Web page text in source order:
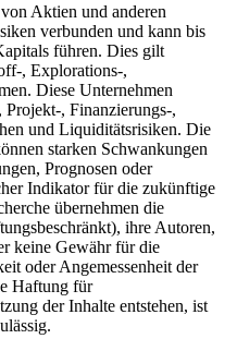
Aktien und anderen
verbunden und kann bis
führen. Dies gilt
, Explorations-,
Diese Unternehmen
, Finanzierungs-,
und Liquiditätsrisiken. Die
starken Schwankungen
Prognosen oder
Indikator für die zukünftige
übernehmen die
ihre Autoren,
keine Gewähr für die
oder Angemessenheit der
Haftung für
der Inhalte entstehen, ist